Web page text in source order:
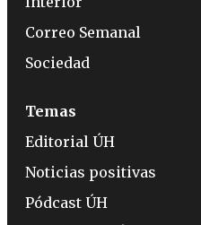
Correo Semanal
Sociedad
Temas
Editorial ÚH
Noticias positivas
Pódcast ÚH